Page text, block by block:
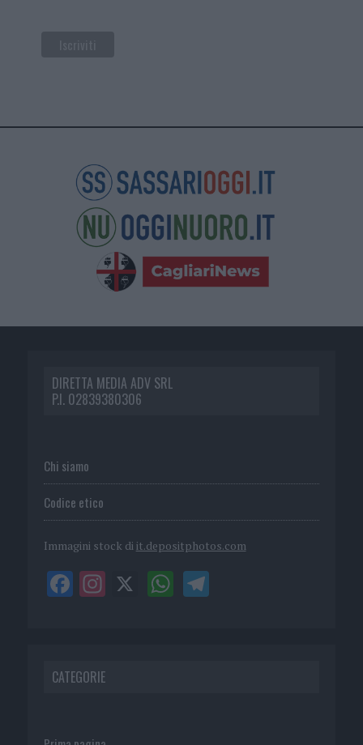
DIRETTA MEDIA ADV SRL
P.I. 02839380306
Chi siamo
Codice etico
Immagini stock di it.depositphotos.com
CATEGORIE